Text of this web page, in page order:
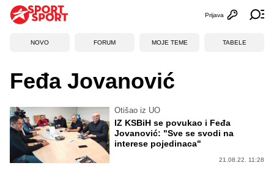
Otvori
Prijava
NOVO FORUM MOJE TEME TABELE
Feđa Jovanović
Otišao iz UO
IZ KSBiH se povukao i Feđa
Jovanović: "Sve se svodi na
interese pojedinaca"
21.08.22. 11:28